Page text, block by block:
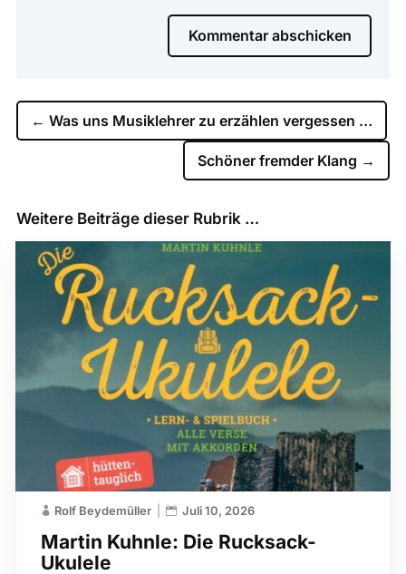
Kommentar abschicken
← Was uns Musiklehrer zu erzählen vergessen …
Schöner fremder Klang →
Weitere Beiträge dieser Rubrik …
Martin Kuhnle: Die Rucksack-
Ukulele
Rolf Beydemüller Juli 10, 2026